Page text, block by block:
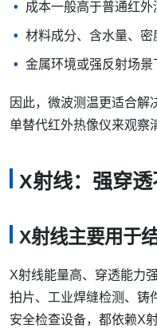
成本一般高于普通红外
材料成分、含水量、密
金属环境或强反射场景
因此，微波测温更适合解
单替代红外热像仪来观察
X射线：强穿
X射线主要用于
X射线能量高、穿透能力
拍片、工业焊缝检测、铸
安全检查设备，都依赖X